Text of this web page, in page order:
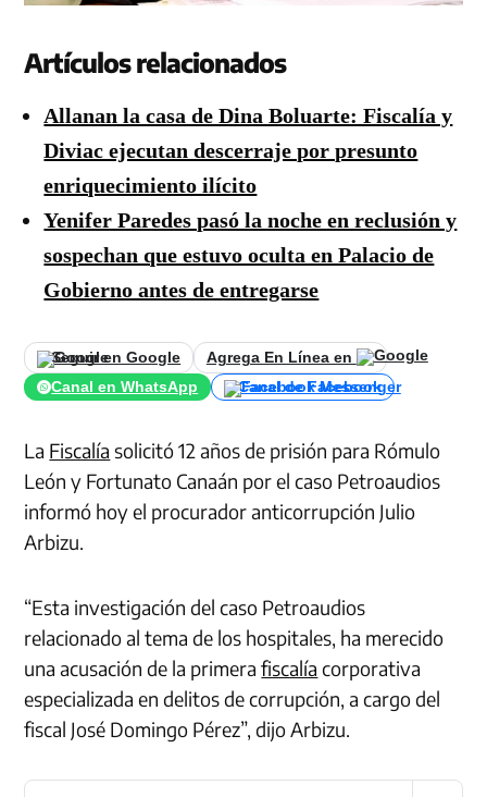
Artículos relacionados
Allanan la casa de Dina Boluarte: Fiscalía y
Diviac ejecutan descerraje por presunto
enriquecimiento ilícito
Yenifer Paredes pasó la noche en reclusión y
sospechan que estuvo oculta en Palacio de
Gobierno antes de entregarse
Seguir en Google
Agrega En Línea en
Canal en WhatsApp
Canal de Facebook
La Fiscalía solicitó 12 años de prisión para Rómulo
León y Fortunato Canaán por el caso Petroaudios
informó hoy el procurador anticorrupción Julio
Arbizu.
“Esta investigación del caso Petroaudios
relacionado al tema de los hospitales, ha merecido
una acusación de la primerafiscalía corporativa
especializada en delitos de corrupción, a cargo del
fiscal José Domingo Pérez”, dijo Arbizu.